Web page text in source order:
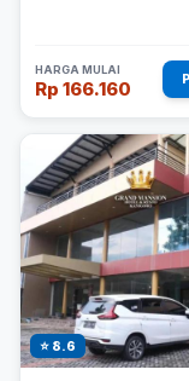
HARGA MULAI
Rp 166.160
⭐ 8.6